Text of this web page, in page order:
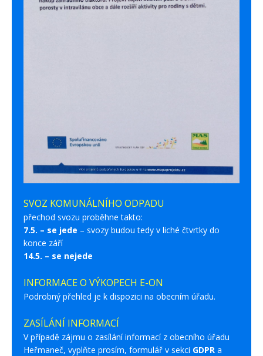
SVOZ KOMUNÁLNÍHO ODPADU
přechod svozu proběhne takto:
7.5. – se jede – svozy budou tedy v liché čtvrtky do
konce září
14.5. – se nejede
INFORMACE O VÝKOPECH E-ON
Podrobný přehled je k dispozici na obecním úřadu.
ZASÍLÁNÍ INFORMACÍ
V případě zájmu o zasílání informací z obecního úřadu
Heřmaneč, vyplňte prosím, formulář v sekci GDPR a